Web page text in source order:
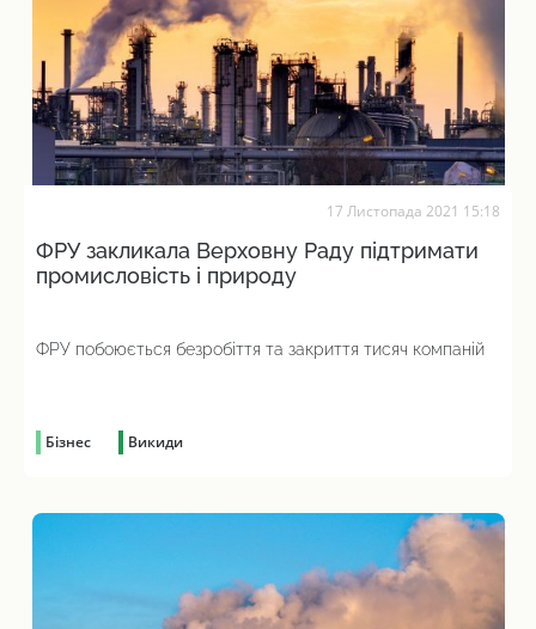
17 Листопада 2021 15:18
ФРУ закликала Верховну Раду підтримати
промисловість і природу
ФРУ побоюється безробіття та закриття тисяч компаній
Бізнес Викиди